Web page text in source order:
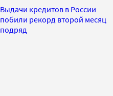
Выдачи кредитов в России
побили рекорд второй месяц
подряд